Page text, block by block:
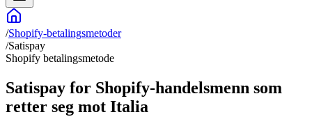
/Shopify-betalingsmetoder
/Satispay
Shopify betalingsmetode
Satispay for Shopify-handelsmenn som
retter seg mot Italia